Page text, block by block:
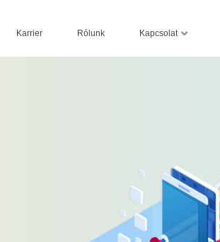
Karrier Rólunk Kapcsolat